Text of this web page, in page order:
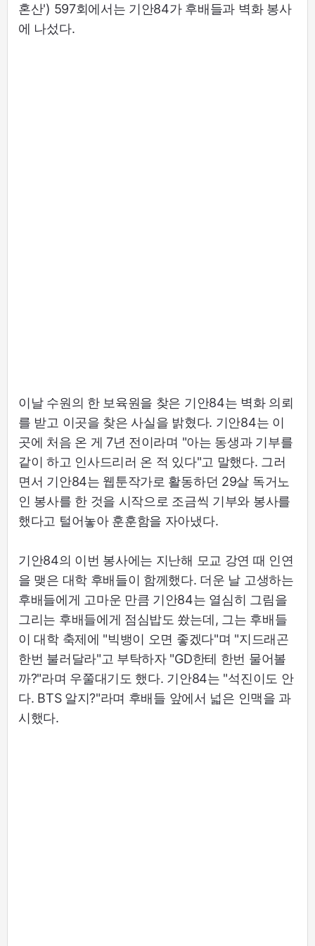
혼산') 597회에서는 기안84가 후배들과 벽화 봉사
에 나섰다.
이날 수원의 한 보육원을 찾은 기안84는 벽화 의뢰
를 받고 이곳을 찾은 사실을 밝혔다. 기안84는 이
곳에 처음 온 게 7년 전이라며 "아는 동생과 기부를
같이 하고 인사드리러 온 적 있다"고 말했다. 그러
면서 기안84는 웹툰작가로 활동하던 29살 독거노
인 봉사를 한 것을 시작으로 조금씩 기부와 봉사를
했다고 털어놓아 훈훈함을 자아냈다.
기안84의 이번 봉사에는 지난해 모교 강연 때 인연
을 맺은 대학 후배들이 함께했다. 더운 날 고생하는
후배들에게 고마운 만큼 기안84는 열심히 그림을
그리는 후배들에게 점심밥도 쐈는데, 그는 후배들
이 대학 축제에 "빅뱅이 오면 좋겠다"며 "지드래곤
한번 불러달라"고 부탁하자 "GD한테 한번 물어볼
까?"라며 우쭐대기도 했다. 기안84는 "석진이도 안
다. BTS 알지?"라며 후배들 앞에서 넓은 인맥을 과
시했다.